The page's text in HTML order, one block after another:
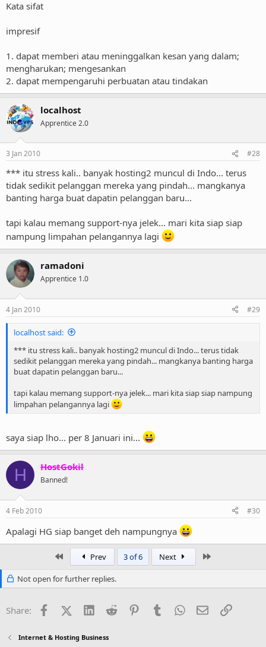
Kata sifat
impresif
1. dapat memberi atau meninggalkan kesan yang dalam;
mengharukan; mengesankan
2. dapat mempengaruhi perbuatan atau tindakan
localhost
Apprentice 2.0
3 Jan 2010 #28
*** itu stress kali.. banyak hosting2 muncul di Indo... terus
tidak sedikit pelanggan mereka yang pindah... mangkanya
banting harga buat dapatin pelanggan baru...
tapi kalau memang support-nya jelek... mari kita siap siap
nampung limpahan pelangannya lagi
ramadoni
Apprentice 1.0
4 Jan 2010 #29
localhost said:
*** itu stress kali.. banyak hosting2 muncul di Indo... terus tidak
sedikit pelanggan mereka yang pindah... mangkanya banting harga
buat dapatin pelanggan baru...
tapi kalau memang support-nya jelek... mari kita siap siap nampung
limpahan pelangannya lagi
saya siap lho... per 8 Januari ini...
H HostGokil
Banned!
4 Feb 2010 #30
Apalagi HG siap banget deh nampungnya
Prev 3 of 6 Next
Not open for further replies.
Share: FacebookX (Twitter)
LinkedInReddit PinterestTumblrWhatsApp
EmailLink
Internet & Hosting Business